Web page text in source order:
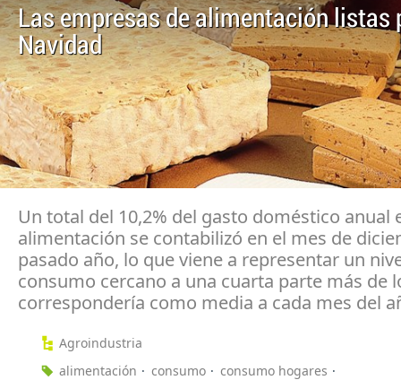
Las empresas de alimentación listas
Navidad
Un total del 10,2% del gasto doméstico anual
alimentación se contabilizó en el mes de
pasado año, lo que viene a representar un
consumo cercano a una cuarta parte más de
correspondería como media a cada mes del
Agroindustria
alimentación
consumo consumo hogares